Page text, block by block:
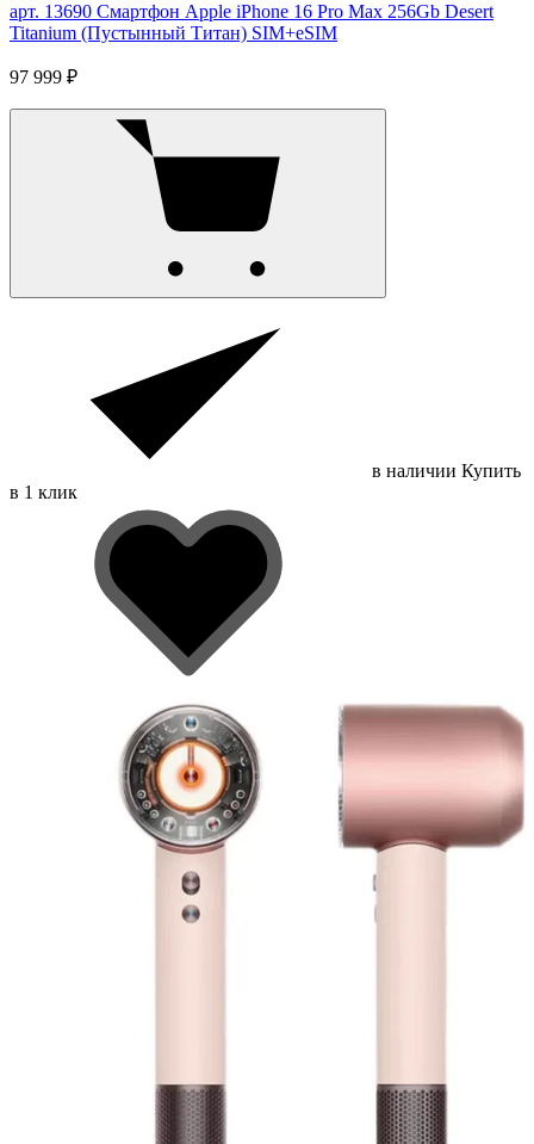
арт. 13690 Смартфон Apple iPhone 16 Pro Max 256Gb Desert
Titanium (Пустынный Титан) SIM+eSIM
97 999 ₽
в наличии Купить
в 1 клик